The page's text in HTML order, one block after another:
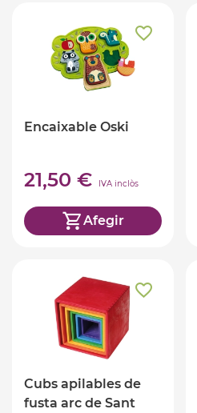
Encaixable Oski
21,50 € IVA inclòs
Afegir
Cubs apilables de
fusta arc de Sant